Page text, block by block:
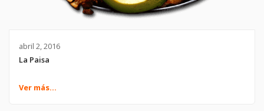
abril 2, 2016
La Paisa
Ver más...